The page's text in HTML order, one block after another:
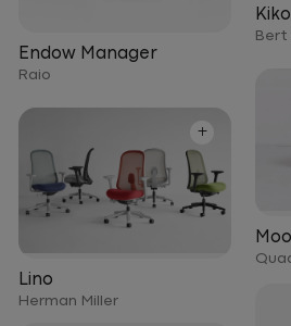
Endow Manager
Raio
+
Lino
Herman Miller